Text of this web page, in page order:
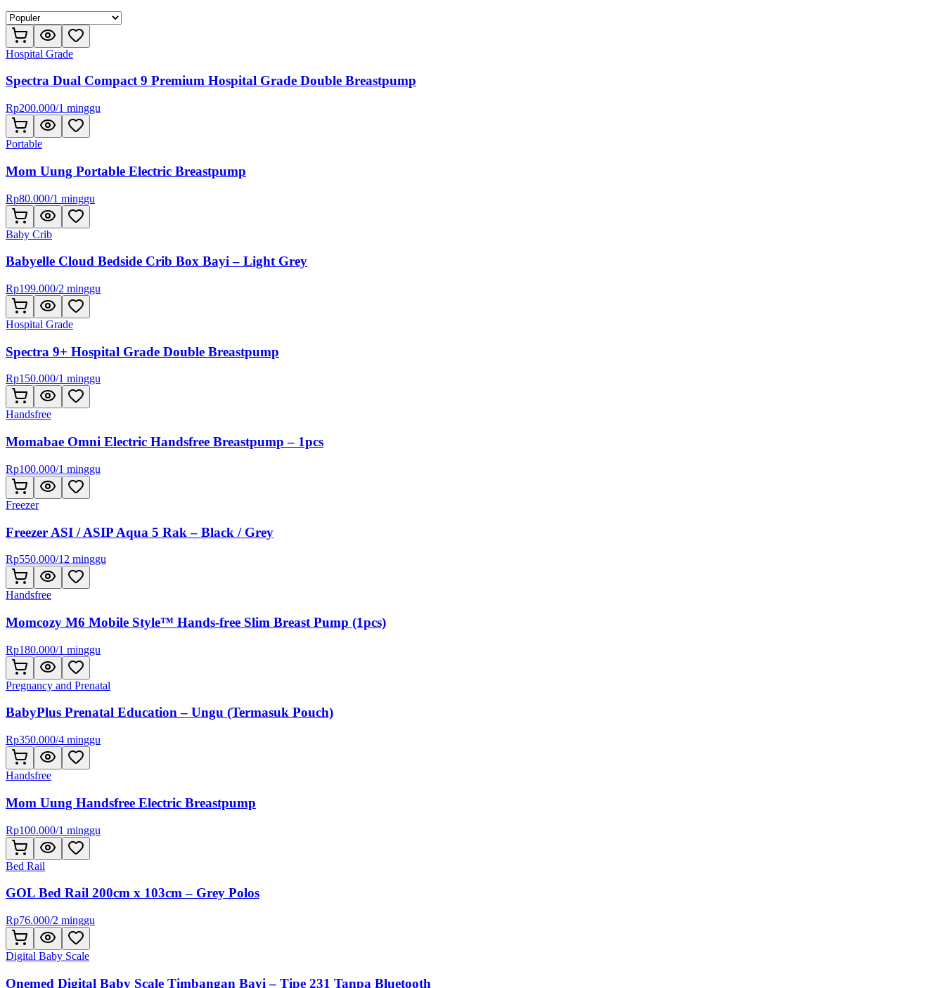
Hospital Grade
Spectra Dual Compact 9 Premium Hospital Grade Double Breastpump
Rp200.000/1 minggu
Portable
Mom Uung Portable Electric Breastpump
Rp80.000/1 minggu
Baby Crib
Babyelle Cloud Bedside Crib Box Bayi – Light Grey
Rp199.000/2 minggu
Hospital Grade
Spectra 9+ Hospital Grade Double Breastpump
Rp150.000/1 minggu
Handsfree
Momabae Omni Electric Handsfree Breastpump – 1pcs
Rp100.000/1 minggu
Freezer
Freezer ASI / ASIP Aqua 5 Rak – Black / Grey
Rp550.000/12 minggu
Handsfree
Momcozy M6 Mobile Style™ Hands-free Slim Breast Pump (1pcs)
Rp180.000/1 minggu
Pregnancy and Prenatal
BabyPlus Prenatal Education – Ungu (Termasuk Pouch)
Rp350.000/4 minggu
Handsfree
Mom Uung Handsfree Electric Breastpump
Rp100.000/1 minggu
Bed Rail
GOL Bed Rail 200cm x 103cm – Grey Polos
Rp76.000/2 minggu
Digital Baby Scale
Onemed Digital Baby Scale Timbangan Bayi – Tipe 231 Tanpa Bluetooth